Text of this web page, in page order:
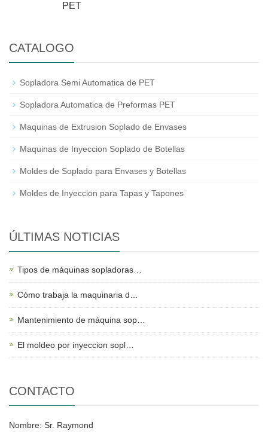
PET
CATALOGO
Sopladora Semi Automatica de PET
Sopladora Automatica de Preformas PET
Maquinas de Extrusion Soplado de Envases
Maquinas de Inyeccion Soplado de Botellas
Moldes de Soplado para Envases y Botellas
Moldes de Inyeccion para Tapas y Tapones
ÚLTIMAS NOTICIAS
Tipos de máquinas sopladoras…
Cómo trabaja la maquinaria d…
Mantenimiento de máquina sop…
El moldeo por inyeccion sopl…
CONTACTO
Nombre: Sr. Raymond